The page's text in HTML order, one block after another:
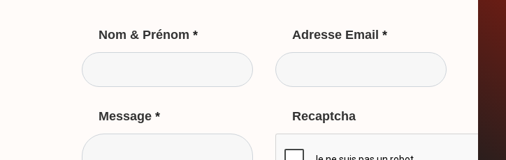
Nom & Prénom * Adresse Email *
Message * Recaptcha